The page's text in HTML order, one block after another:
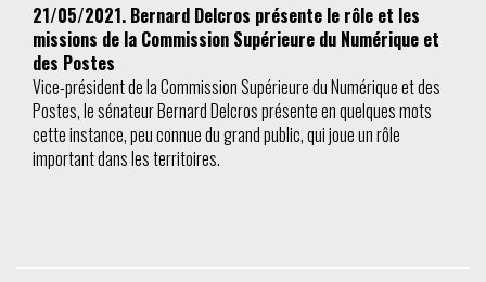
21/05/2021. Bernard Delcros présente le rôle et les
missions de la Commission Supérieure du Numérique et
des Postes
Vice-président de la Commission Supérieure du Numérique et des
Postes, le sénateur Bernard Delcros présente en quelques mots
cette instance, peu connue du grand public, qui joue un rôle
important dans les territoires.